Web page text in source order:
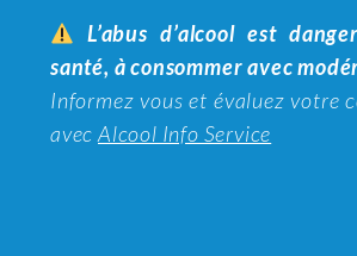
L’abus d’alcool est
santé, à consommer avec
Informez vous et évaluez votre
avec Alcool Info Service